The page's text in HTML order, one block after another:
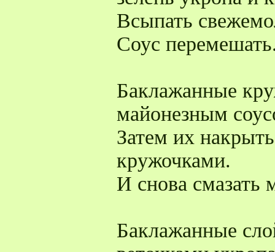
Всыпать
Соус
Баклажанные
майонезным
Затем их
кружочками.
И снова смазать
Баклажанные